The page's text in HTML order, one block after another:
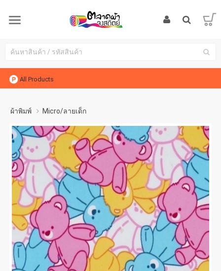
All Products
ผ้าพิมพ์ Micro/ลายเด็ก